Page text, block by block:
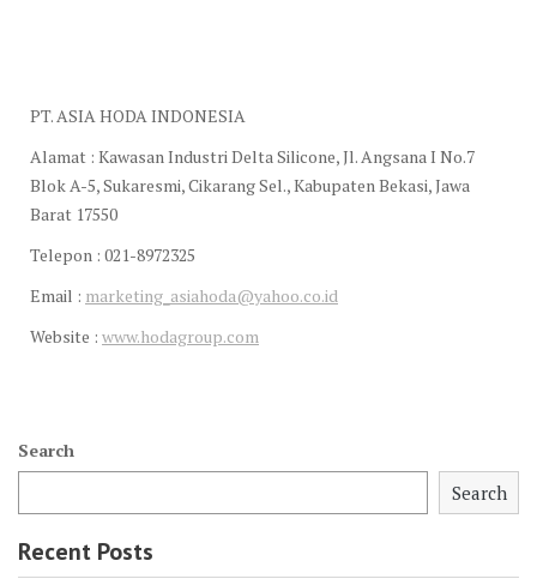
PT. ASIA HODA INDONESIA
Alamat : Kawasan Industri Delta Silicone, Jl. Angsana I No.7
Blok A-5, Sukaresmi, Cikarang Sel., Kabupaten Bekasi, Jawa
Barat 17550
Telepon : 021-8972325
Email : marketing_asiahoda@yahoo.co.id
Website : www.hodagroup.com
Search
Search
Recent Posts